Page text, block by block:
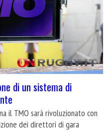
di un sistema di
il TMO sarà rivoluzionato con
dei direttori di gara